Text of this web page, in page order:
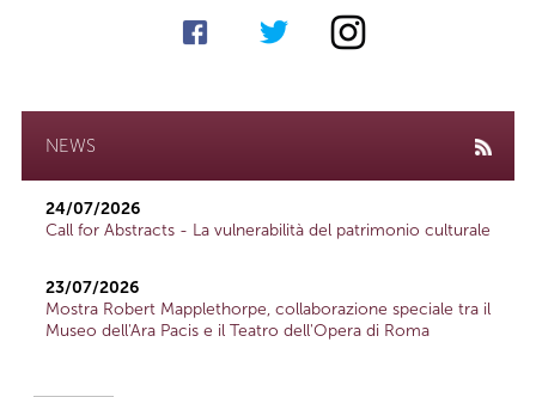
NEWS
24/07/2026
Call for Abstracts - La vulnerabilità del patrimonio culturale
23/07/2026
Mostra Robert Mapplethorpe, collaborazione speciale tra il
Museo dell'Ara Pacis e il Teatro dell'Opera di Roma